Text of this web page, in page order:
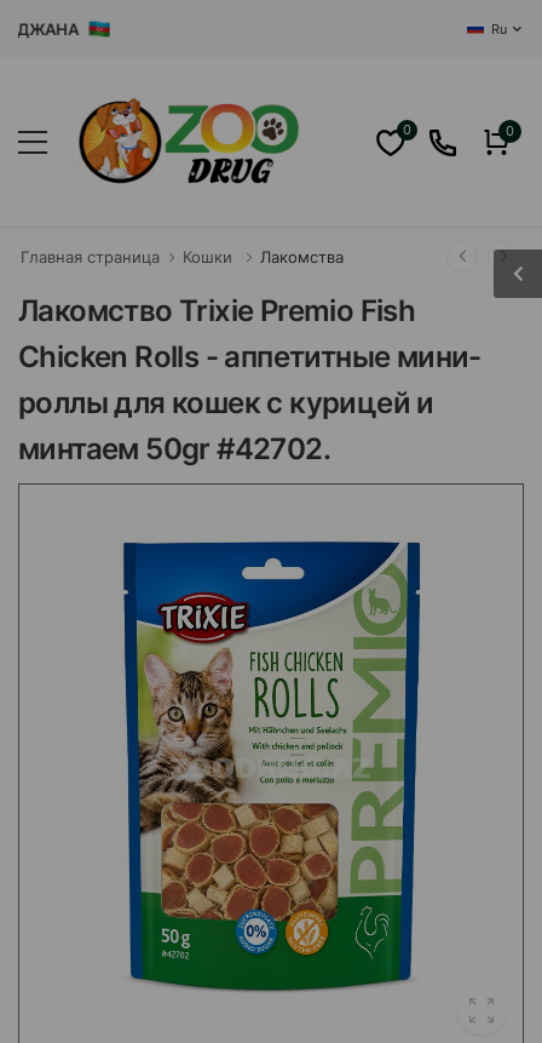
Ru
0 0
Главная страница Кошки Лакомства
Лакомство Trixie Premio Fish
Chicken Rolls - аппетитные мини-
роллы для кошек с курицей и
минтаем 50gr #42702.